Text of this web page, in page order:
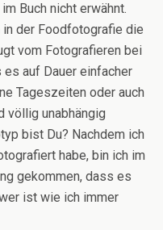
Buch nicht erwähnt.
der Foodfotografie die
vom Fotografieren bei
es auf Dauer einfacher
Tageszeiten oder auch
völlig unabhängig
bist Du? Nachdem ich
habe, bin ich im
gekommen, dass es
ist wie ich immer